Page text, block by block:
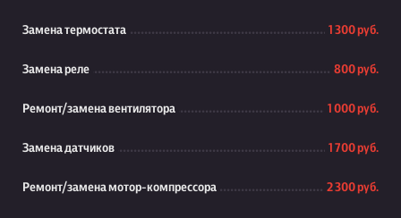
Замена термостата 1 300 руб.
Замена реле 800 руб.
Ремонт/замена вентилятора 1 000 руб.
Замена датчиков 1 700 руб.
Ремонт/замена мотор-компрессора 2 300 руб.